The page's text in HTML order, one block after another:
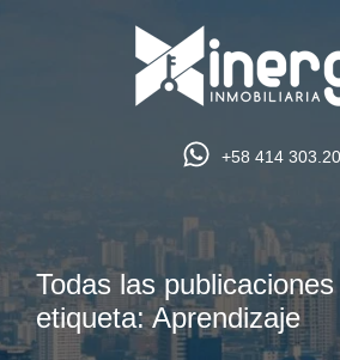
+58 414
Todas las
etiqueta: Aprendizaje